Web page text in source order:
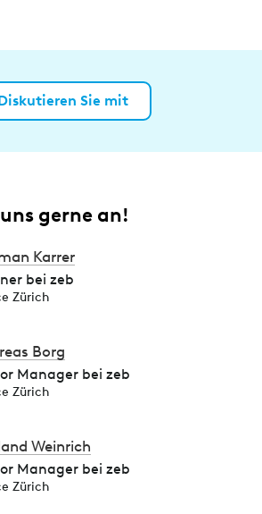
Sie mit
gerne an!
Karrer
bei zeb
Zürich
Borg
Manager bei zeb
Zürich
Weinrich
Manager bei zeb
Zürich